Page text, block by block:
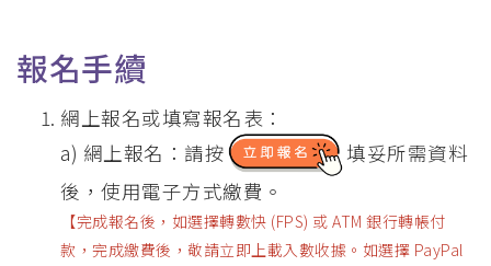
報名手續
網上報名或填寫報名表：
a) 網上報名：請按
填妥所需資料
後，使用電子方式繳費。
【完成報名後，如選擇轉數快 (FPS) 或 ATM 銀行轉帳付
款，完成繳費後，敬請立即上載入數收據。如選擇 PayPal